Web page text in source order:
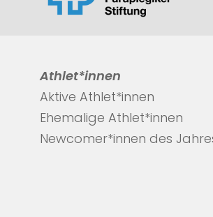
Athlet*innen
Aktive Athlet*innen
Ehemalige Athlet*innen
Newcomer*innen des